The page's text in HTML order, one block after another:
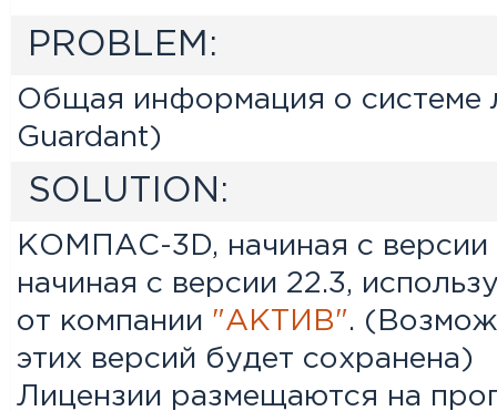
PROBLEM:
Общая информация о системе
Guardant)
SOLUTION:
КОМПАС-3D, начиная с
начиная с версии 22.3,
от компании "АКТИВ".
этих версий будет сохранена)
Лицензии размещаются на